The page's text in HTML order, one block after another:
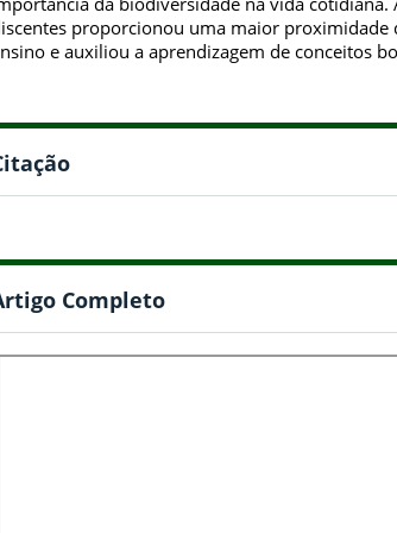
proporcionou uma maior proximidade
e auxiliou a aprendizagem de conceitos
Completo